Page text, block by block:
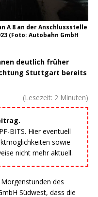
A 8 an der Anschlussstelle
(Foto: Autobahn GmbH
deutlich früher
Stuttgart bereits
(Lesezeit: 2 Minuten)
BITS. Hier eventuell
sowie
nicht mehr aktuell.
des
Südwest, dass die